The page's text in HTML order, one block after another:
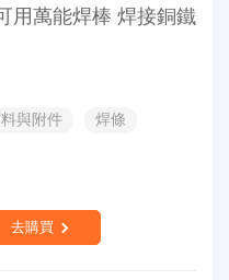
用萬能焊棒 焊接銅鐵
與附件 焊條
去購買